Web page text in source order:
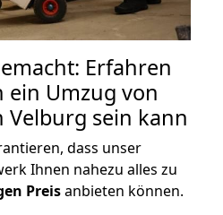
Erfahren
ein Umzug von
Velburg sein kann
dass unser
Ihnen nahezu alles zu
Preisanbieten können.